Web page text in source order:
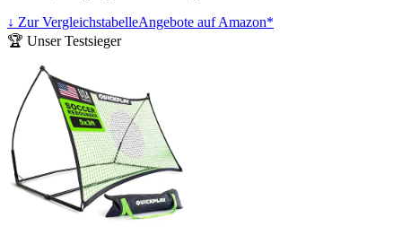
↓ Zur VergleichstabelleAngebote auf Amazon*
🏆 Unser Testsieger